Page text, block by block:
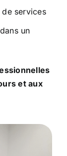
services
un
et aux